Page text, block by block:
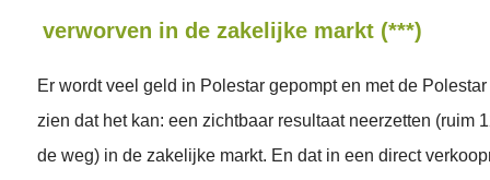
verworven in de zakelijke markt (***)
Er wordt veel geld in Polestar gepompt en met de
zien dat het kan: een zichtbaar resultaat neerzetten (ruim
de weg) in de zakelijke markt. En dat in een direct